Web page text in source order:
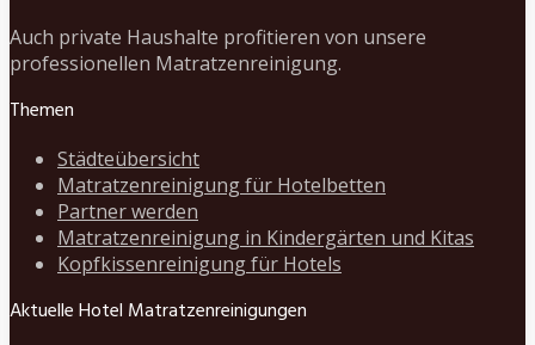
Auch private Haushalte profitieren von unsere
professionellen Matratzenreinigung.
Themen
Städteübersicht
Matratzenreinigung für Hotelbetten
Partner werden
Matratzenreinigung in Kindergärten und Kitas
Kopfkissenreinigung für Hotels
Aktuelle Hotel Matratzenreinigungen